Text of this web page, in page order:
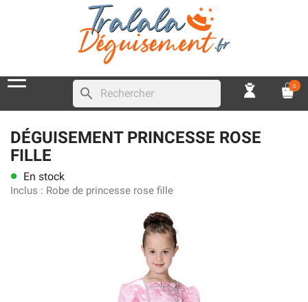
search 0
DÉGUISEMENT PRINCESSE ROSE
FILLE
lens En stock
Inclus : Robe de princesse rose fille